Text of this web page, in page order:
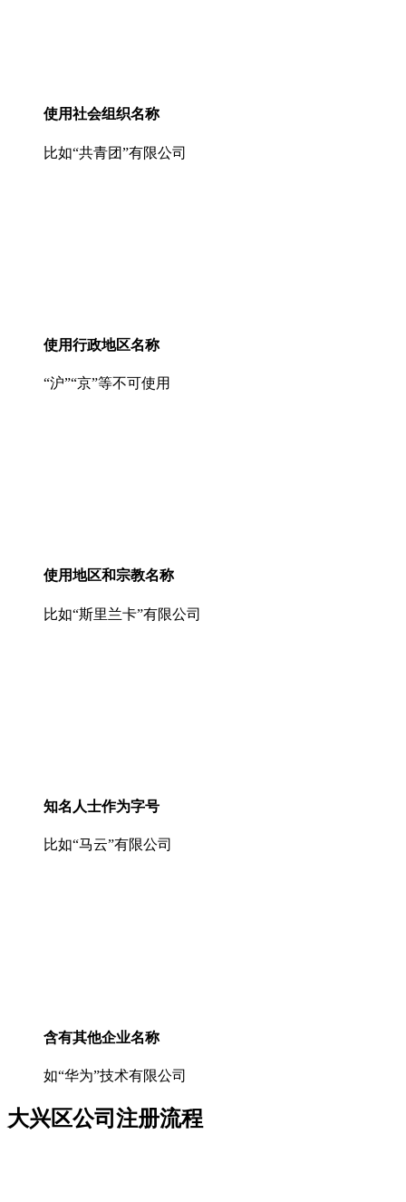
使用社会组织名称
比如“共青团”有限公司
使用行政地区名称
“沪”“京”等不可使用
使用地区和宗教名称
比如“斯里兰卡”有限公司
知名人士作为字号
比如“马云”有限公司
含有其他企业名称
如“华为”技术有限公司
大兴区公司注册流程